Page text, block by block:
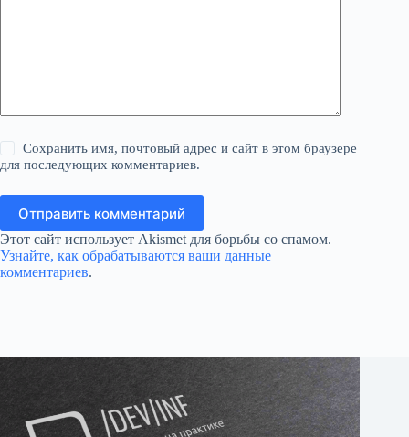
Сохранить имя, почтовый адрес и сайт в этом браузере
для последующих комментариев.
Отправить комментарий
Этот сайт использует Akismet для борьбы со спамом.
Узнайте, как обрабатываются ваши данные
комментариев.